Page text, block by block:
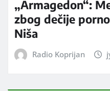
„Armagedon“:
zbog dečije
Niša
Radio Koprijan